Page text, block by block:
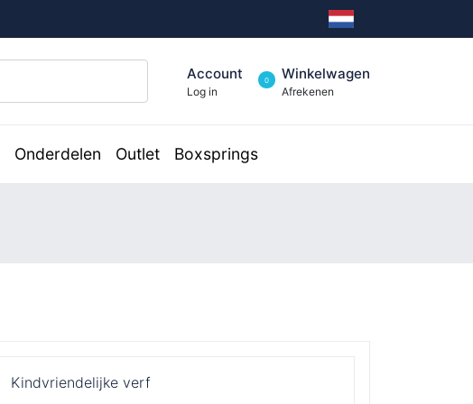
Account
Log in
0 Winkelwagen
Afrekenen
Onderdelen Outlet Boxsprings
Kindvriendelijke verf